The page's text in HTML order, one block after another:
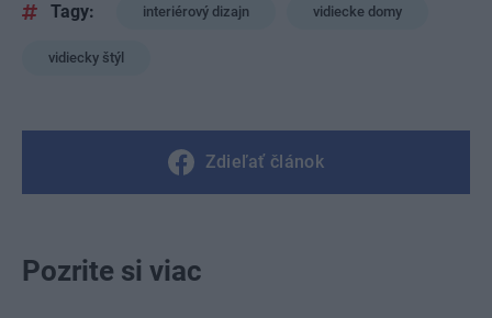
Tagy: interiérový dizajn vidiecke domy
vidiecky štýl
Zdieľať článok
Pozrite si viac